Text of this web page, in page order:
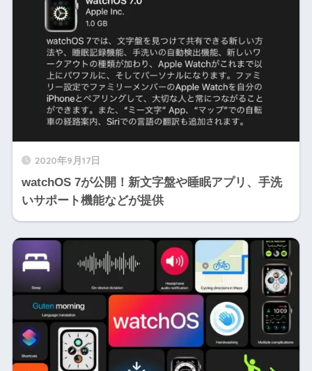
2020年9月17日
watchOS 7が公開！新文字盤や睡眠アプリ、手洗
いサポート機能などが提供